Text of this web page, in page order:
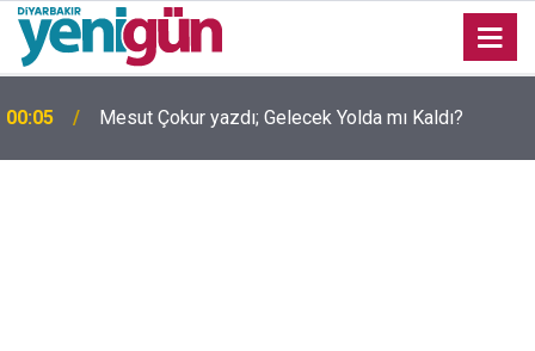
00:05 Mesut Çokur yazdı; Gelecek Yolda mı Kaldı?